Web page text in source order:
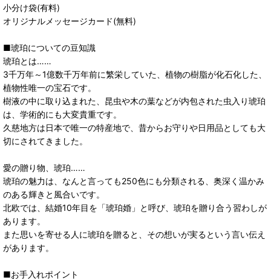
小分け袋(有料)
オリジナルメッセージカード(無料)
■琥珀についての豆知識
琥珀とは……
3千万年～1億数千万年前に繁栄していた、植物の樹脂が化石化した、
植物性唯一の宝石です。
樹液の中に取り込まれた、昆虫や木の葉などが内包された虫入り琥珀
は、学術的にも大変貴重です。
久慈地方は日本で唯一の特産地で、昔からお守りや日用品としても大
切にされてきました。
愛の贈り物、琥珀……
琥珀の魅力は、なんと言っても250色にも分類される、奥深く温かみ
のある輝きと風合いです。
北欧では、結婚10年目を「琥珀婚」と呼び、琥珀を贈り合う習わしが
あります。
また思いを寄せる人に琥珀を贈ると、その想いが実るという言い伝え
があります。
■お手入れポイント